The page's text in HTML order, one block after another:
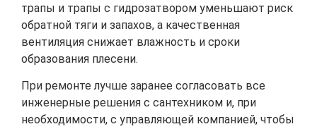
трапы и трапы с гидрозатвором уменьшают риск
обратной тяги и запахов, а качественная
вентиляция снижает влажность и сроки
образования плесени.
При ремонте лучше заранее согласовать все
инженерные решения с сантехником и, при
необходимости, с управляющей компанией, чтобы